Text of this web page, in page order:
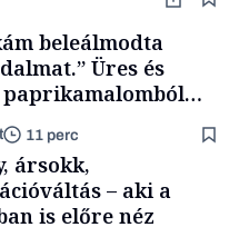
beleálmodta
Üres és
paprikamalomból
igazi családi
11 perc
ársokk,
– aki a
is előre néz